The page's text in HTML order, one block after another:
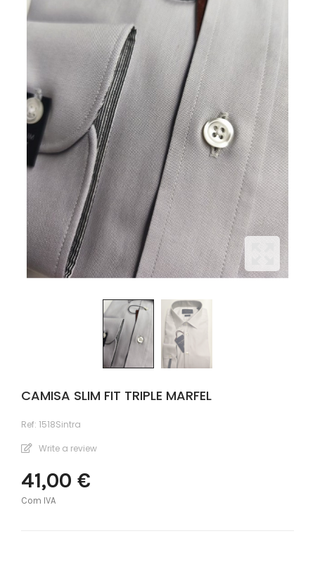
CAMISA SLIM FIT TRIPLE MARFEL
Ref: 1518Sintra
Write a review
41,00 €
Com IVA